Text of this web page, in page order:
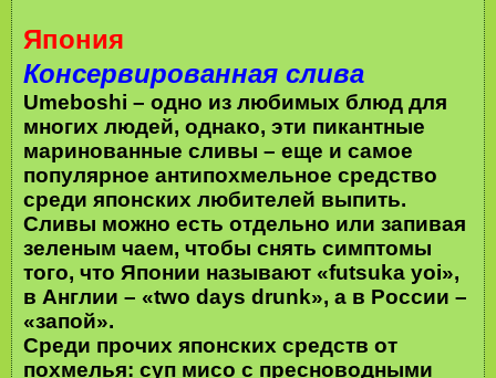
Япония
Консервированная слива
Umeboshi – одно из любимых блюд для
многих людей, однако, эти пикантные
маринованные сливы – еще и самое
популярное антипохмельное средство
среди японских любителей выпить.
Сливы можно есть отдельно или запивая
зеленым чаем, чтобы снять симптомы
того, что Японии называют «futsuka yoi»,
в Англии – «two days drunk», а в России –
«запой».
Среди прочих японских средств от
похмелья: суп мисо с пресноводными